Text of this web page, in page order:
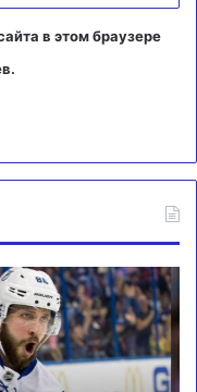
в этом браузере